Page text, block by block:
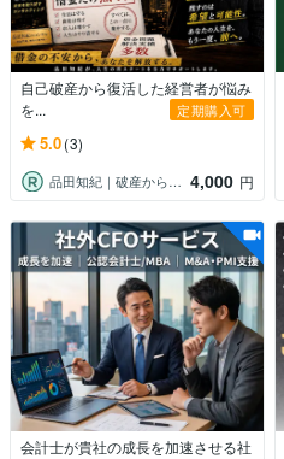
自己破産から復活した経営者が悩み
を...
定期購入可
5.0(3)
品田知紀｜破産から再起したコンサルタント 4,000 円
会計士が貴社の成長を加速させる社